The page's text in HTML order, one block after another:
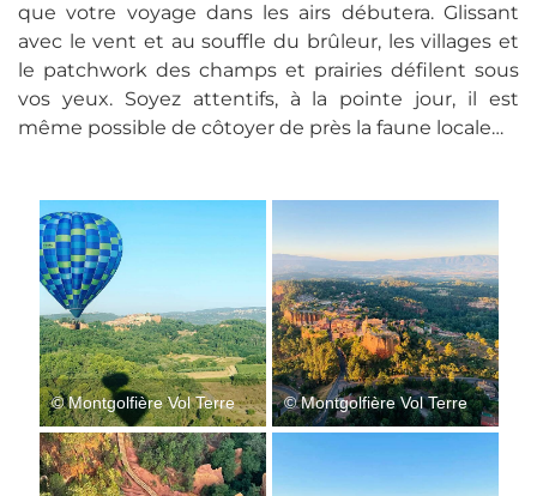
que votre voyage dans les airs débutera. Glissant
avec le vent et au souffle du brûleur, les villages et
le patchwork des champs et prairies défilent sous
vos yeux. Soyez attentifs, à la pointe jour, il est
même possible de côtoyer de près la faune locale…
© Montgolfière Vol Terre © Montgolfière Vol Terre